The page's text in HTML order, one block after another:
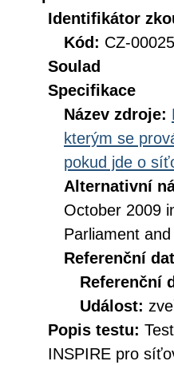
Identifikátor
Kód: CZ-
Soulad
Specifikace
Název zdroje:
kterým se
pokud jde o
Alternativní
October 2009
Parliament
Referenční
Referenční
Událost:
Popis testu:
INSPIRE pro